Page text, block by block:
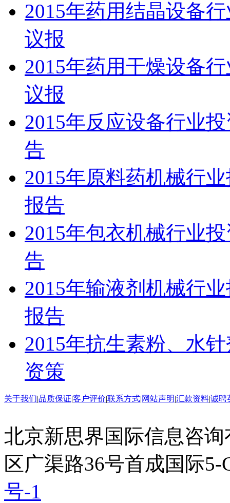
2015年药用结晶设备
议报
2015年药用干燥设备
议报
2015年反应设备行业
告
2015年原料药机械行
报告
2015年包衣机械行业
告
2015年输液剂机械行
报告
2015年抗生素粉、水
资策
关于我们|品质保证|客户评价|联系方式|网站声明|汇款资料|诚聘
北京新思界国际信息咨
区广渠路36号首成国际
号-1